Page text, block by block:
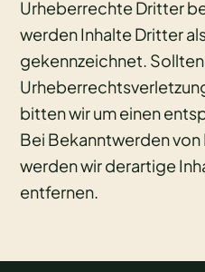
Urheberrechte Dritter
werden Inhalte Dritter
gekennzeichnet.
bitten wir um einen
Bei Bekanntwerden
werden wir derartige
entfernen.